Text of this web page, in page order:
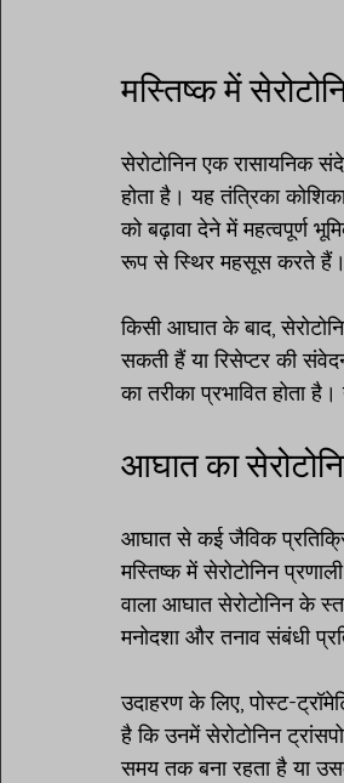
मस्तिष्क में
सेरोटोनिन एक रासायनिक
होता है। यह तंत्रिका
को बढ़ावा देने में महत्वपूर्ण
रूप से स्थिर महसूस करते हैं।
किसी आघात के बाद,
सकती हैं या रिसेप्टर की
का तरीका प्रभावित होता
आघात का
आघात से कई जैविक
मस्तिष्क में सेरोटोनिन
वाला आघात सेरोटोनिन के
मनोदशा और तनाव संबंधी
उदाहरण के लिए, पोस्ट-
है कि उनमें सेरोटोनिन
समय तक बना रहता है या